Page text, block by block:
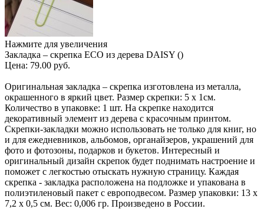
Нажмите для увеличения
Закладка – скрепка ECO из дерева DAISY ()
Цена: 79.00 руб.
Оригинальная закладка – скрепка изготовлена из металла,
окрашенного в яркий цвет. Размер скрепки: 5 х 1см.
Количество в упаковке: 1 шт. На скрепке находится
декоративный элемент из дерева с красочным принтом.
Скрепки-закладки можно использовать не только для книг, но
и для ежедневников, альбомов, органайзеров, украшений для
фото и фотозоны, подарков и букетов. Интересный и
оригинальный дизайн скрепок будет поднимать настроение и
поможет с легкостью отыскать нужную страницу. Каждая
скрепка - закладка расположена на подложке и упакована в
полиэтиленовый пакет с европодвесом. Размер упаковки: 13 х
7,2 x 0,5 см. Вес: 0,006 гр. Произведено в России.